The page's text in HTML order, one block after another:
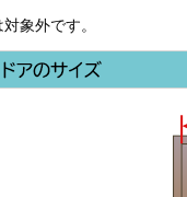
象外です。